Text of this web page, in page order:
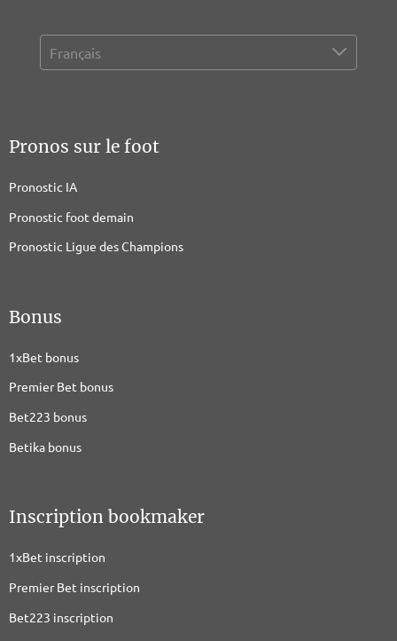
Pronos sur le foot
Pronostic IA
Pronostic foot demain
Pronostic Ligue des Champions
Bonus
1xBet bonus
Premier Bet bonus
Bet223 bonus
Betika bonus
Inscription bookmaker
1xBet inscription
Premier Bet inscription
Bet223 inscription